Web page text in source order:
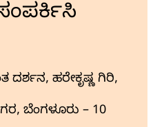
ದರ್ಶನ, ಹರೇಕೃಷ್ಣ ಗಿರಿ,
ಬೆಂಗಳೂರು – 10